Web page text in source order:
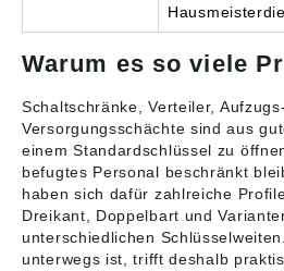
Warum es so viele
Schaltschränke, Verteiler,
Versorgungsschächte sind aus
einem Standardschlüssel zu
befugtes Personal beschränkt
haben sich dafür zahlreiche
Dreikant, Doppelbart und
unterschiedlichen
unterwegs ist, trifft deshalb